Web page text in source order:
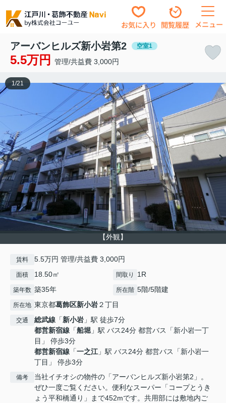
お気に入り 閲覧履歴 メニュー
アーバンヒルズ新小岩第2 空室1
5.5万円 管理/共益費 3,000円
【外観】
1 /21
賃料 5.5万円 管理/共益費 3,000円
面積 18.50㎡ 間取り 1R
築年数 築35年 所在階 5階/5階建
所在地 東京都葛飾区新小岩２丁目
交通 総武線 「新小岩 」駅 徒歩7分
都営新宿線 「船堀 」駅 バス24分 都営バス「新小岩一丁
目」 停歩3分
都営新宿線 「一之江 」駅 バス24分 都営バス「新小岩一
丁目」 停歩3分
備考
当社イチオシの物件の「アーバンヒルズ新小岩第2」。
ぜひ一度ご覧ください。便利なスーパー「コープとうき
ょう平和橋通り」まで452mです。共用部には敷地内ご